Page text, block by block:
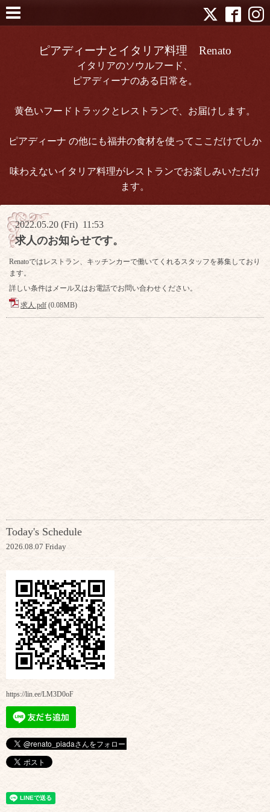
ピアディーナとイタリア料理 Renato
イタリアのソウルフード、
ピアディーナのある日常を。
黄色いフードトラックとレストランで、お届けします。
ピアディーナ の他にも福井の食材を使ってここだけでしか
味わえないイタリア料理がレストランでお楽しみいただけ
ます。
2022.05.20 (Fri) 11:53
求人のお知らせです。
Renatoではレストラン、キッチンカーで働いてくれるスタッフを募集しており
ます。
詳しい条件はメール又はお電話でお問い合わせください。
求人.pdf (0.08MB)
Today's Schedule
2026.08.07 Friday
https://lin.ee/LM3D0oF